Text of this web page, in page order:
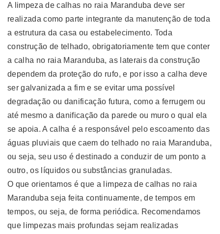
A limpeza de calhas no raia Maranduba deve ser
realizada como parte integrante da manutenção de toda
a estrutura da casa ou estabelecimento. Toda
construção de telhado, obrigatoriamente tem que conter
a calha no raia Maranduba, as laterais da construção
dependem da proteção do rufo, e por isso a calha deve
ser galvanizada a fim e se evitar uma possível
degradação ou danificação futura, como a ferrugem ou
até mesmo a danificação da parede ou muro o qual ela
se apoia. A calha é a responsável pelo escoamento das
águas pluviais que caem do telhado no raia Maranduba,
ou seja, seu uso é destinado a conduzir de um ponto a
outro, os líquidos ou substâncias granuladas.
O que orientamos é que a limpeza de calhas no raia
Maranduba seja feita continuamente, de tempos em
tempos, ou seja, de forma periódica. Recomendamos
que limpezas mais profundas sejam realizadas